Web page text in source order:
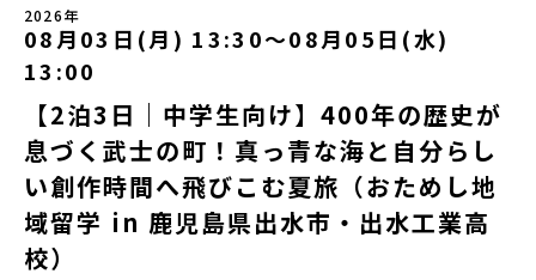
ら抽選の上、締め切り日から1週間を目途に、お申し込み時に記入い
ただいたメールアドレス宛に「当選／落選メール」をお送りいたし
ます。当選者は、メールに記載された「当選確認フォーム」に３日
以内に回答いただき、確認フォームの提出をもって参加確定とさせ
ていただきます。当選確認フォームの期日までにご回答いただけな
い場合は、当選を取り消しとさせていただきます。当選取り消しが
あった場合は、繰り上げ当選者へご連絡させていただきます。登録
メールアドレスの変更をご希望の場合は下記の地域みらい留学公式
LINEよりご連絡をお願いします。※受信制限設定をしていると、通
知メールをお受け取りいただけません。その場合は、
「@miratabi.jp」からのメールを受信できるよう設定をお願いいた
します。※結果に関する個別のお問合せにはお答えしておりません
「みんなでBBQディナー」 -さらに仲間や地元の高校生、町の大人
たちと交流＜3日目＞（AM）「アイヌが愛した森を散策するフィー
ルドワーク」「3日間の振り返りワーク」 -みんなで振り返り対話
「ランチ/お土産タイム」（PM） 13：30頃プログラム終了-新千歳
空港には15：00頃に到着予定です。※天候の状況や参加人数によっ
てプログラムを変更する場合がございます。参加概要【開催場所】
北海道平取町（びらとりちょう）【実施日程】7月18日(土)～7月20
日(月祝)※参加が確定した方には6月3日(水) 18：30～20：00に
「参加者向け事前オンライン研修」をご案内する予定です。必ず参
加をお願いします。【集合場所・時間】7月18日(土) 12：00 新千歳
空港※12：00までに新千歳空港に到着する便で手配ください。【解
散場所・時間】7月20日(祝月) 15：00頃 新千歳空港※16：00以降
です。どんな困難な状況にも真っ向から立ち向かい、未知の領域へ
夢を追って挑戦し続ける姿勢や、手つかずの大自然の中で一攫千金
の夢を抱いて熱中した「砂金掘り」、自らの手で広大な大地を切り
拓いてきた農業や漁業の歴史など、夢を追う人々が集まる他の町に
はない風土が存在します。大樹町では、このフロンティアスピリッ
ツが現在、「北海道の小さな町から宇宙を目指す」という新たな夢
へと繋がっています。 「宇宙版シリコンバレー」の実現を目指し、
国内外の宇宙関連企業が集まる宇宙港「北海道スペースポート」の
整備が進められています。 この未来への挑戦の精神は、民間企業に
よる日本初のロケット打ち上げ成功という形で実を結び、世界有数
のロケット発射場の適地として全国・アジア各国からも大きな注目
を集めています 今回は、そんな大樹町の過去から未来へ繋がるフロ
2026年
08月03日(月) 13:30〜08月05日(水)
13:00
【2泊3日｜中学生向け】400年の歴史が
息づく武士の町！真っ青な海と自分らし
い創作時間へ飛びこむ夏旅（おためし地
域留学 in 鹿児島県出水市・出水工業高
校）